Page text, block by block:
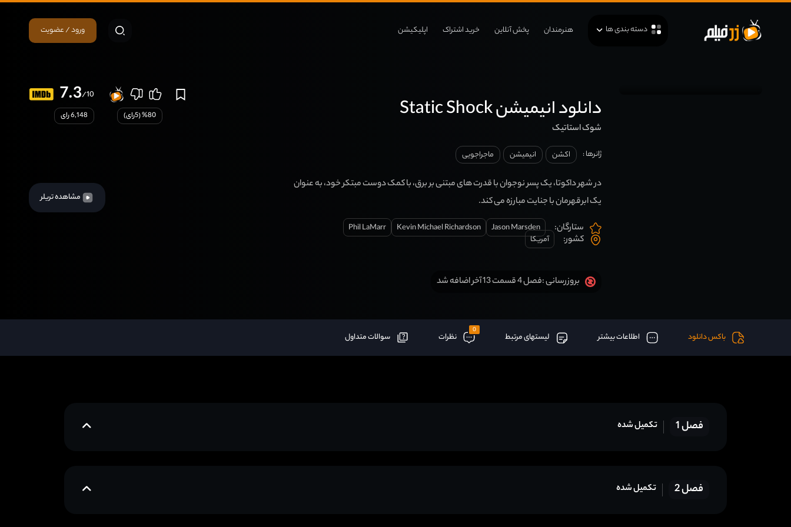
دسته بندی ها هنرمندان پخش آنلاین خرید اشتراک اپلیکیشن ورود / عضویت
دانلود انیمیشن Static Shock
شوک استاتیک
ژانرها : اکشن انیمیشن ماجراجویی
در شهر داکوتا، یک پسر نوجوان با قدرت های مبتنی بر برق، با کمک دوست مبتکر خود، به عنوان
یک ابرقهرمان با جنایت مبارزه می کند.
ستارگان:
Jason Marsden
Kevin Michael Richardson
Phil LaMarr
کشور: آمریکا
بروزرسانی :فصل 4 قسمت 13 آخر اضافه شد
7.3/10
6,148 رای 80
% (
5رای)
مشاهده تریلر
باکس دانلود اطلاعات بیشتر لیستهای مرتبط
0
نظرات سوالات متداول
فصل 1 تکمیل شده
فصل 2 تکمیل شده